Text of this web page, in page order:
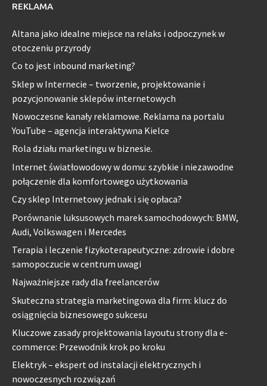
REKLAMA
Altana jako idealne miejsce na relaks i odpoczynek w
otoczeniu przyrody
Co to jest inbound marketing?
Sklep w Internecie – tworzenie, projektowanie i
pozycjonowanie sklepów internetowych
Nowoczesne kanały reklamowe. Reklama na portalu
YouTube – agencja interaktywna Kielce
Rola działu marketingu w biznesie.
Internet światłowodowy w domu: szybkie i niezawodne
połączenie dla komfortowego użytkowania
Czy sklep Internetowy jednak i się opłaca?
Porównanie luksusowych marek samochodowych: BMW,
Audi, Volkswagen i Mercedes
Terapia i leczenie fizykoterapeutyczne: zdrowie i dobre
samopoczucie w centrum uwagi
Najważniejsze rady dla freelancerów
Skuteczna strategia marketingowa dla firm: klucz do
osiągnięcia biznesowego sukcesu
Kluczowe zasady projektowania layoutu strony dla e-
commerce: Przewodnik krok po kroku
Elektryk – ekspert od instalacji elektrycznych i
nowoczesnych rozwiązań